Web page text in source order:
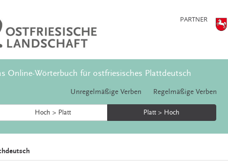
PARTNER
Online-Wörterbuch für ostfriesisches Plattdeutsch
Unregelmäßige Verben Regelmäßige Verben
Hoch > Platt Platt > Hoch